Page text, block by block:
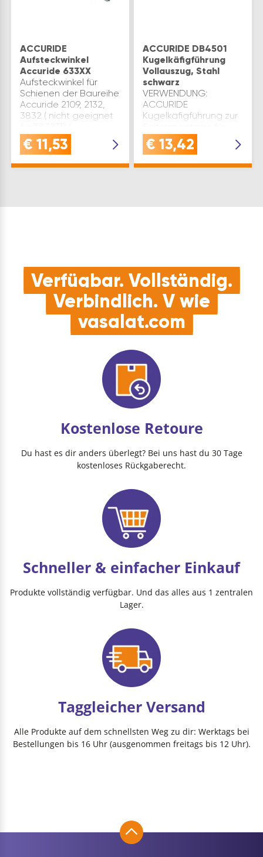
ACCURIDE
Aufsteckwinkel
Accuride 633XX
Aufsteckwinkel für
Schienen der Baureihe
Accuride 2109, 2132,
3832 ( nicht geeignet
EC)Optionen für
Boden-/PlattformmontageWerksnummer:
€ 11,53
ACCURIDE DB4501
Kugelkäfigführung
Vollauszug, Stahl
schwarz
VERWENDUNG:
ACCURIDE
Kugelkäfigführung zur
Vollauszüge mit
€ 13,42
Verfügbar. Vollständig.
Verbindlich. V wie
vasalat.com
Kostenlose Retoure
Du hast es dir anders überlegt? Bei uns hast du 30 Tage
kostenloses Rückgaberecht.
Schneller & einfacher Einkauf
Produkte vollständig verfügbar. Und das alles aus 1 zentralen
Lager.
Taggleicher Versand
Alle Produkte auf dem schnellsten Weg zu dir: Werktags bei
Bestellungen bis 16 Uhr (ausgenommen freitags bis 12 Uhr).